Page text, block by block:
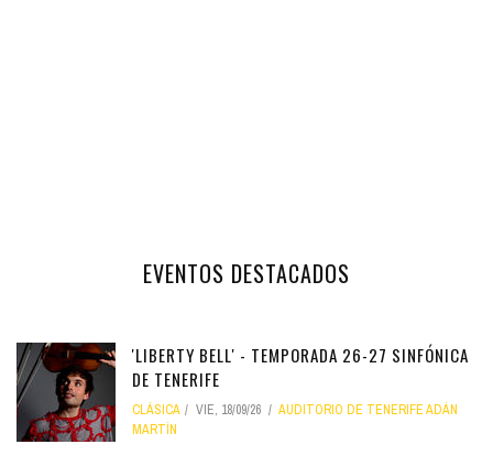
EVENTOS DESTACADOS
'LIBERTY BELL' - TEMPORADA 26-27 SINFÓNICA
DE TENERIFE
CLÁSICA VIE, 18/09/26
AUDITORIO DE TENERIFE ADÁN
MARTÍN